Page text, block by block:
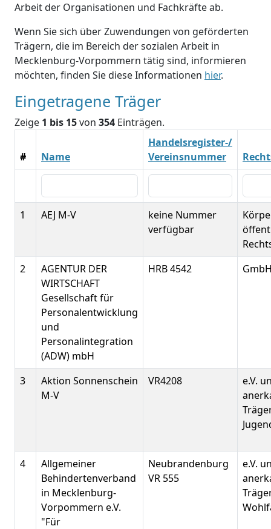
Arbeit der Organisationen und Fachkräfte ab.
Wenn Sie sich über Zuwendungen von geförderten
Trägern, die im Bereich der sozialen Arbeit in
Mecklenburg-Vorpommern tätig sind, informieren
möchten, finden Sie diese Informationen hier.
Eingetragene Träger
Zeige 1 bis 15von 354 Einträgen.
# Name
Handelsregister-/
Vereinsnummer
1 AEJ M-V
keine Nummer
verfügbar
2
AGENTUR DER
WIRTSCHAFT
Gesellschaft für
Personalentwicklung
und
Personalintegration
(ADW) mbH
HRB 4542
3
Aktion Sonnenschein
M-V
VR4208
e.V.
4
Allgemeiner
Behindertenverband
in Mecklenburg-
Vorpommern e.V.
"Für
Neubrandenburg
VR 555
e.V.